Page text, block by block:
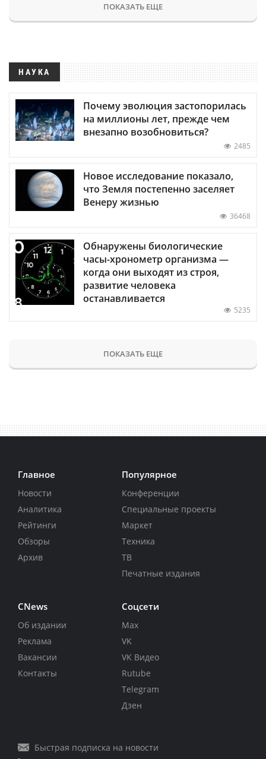
ПОКАЗАТЬ ЕЩЕ
НАУКА
Почему эволюция застопорилась
на миллионы лет, прежде чем
внезапно возобновиться?
2485
Новое исследование показало,
что Земля постепенно заселяет
Венеру жизнью
36468
Обнаружены биологические
часы-хронометр организма —
когда они выходят из строя,
развитие человека
останавливается
5235
ПОКАЗАТЬ ЕЩЕ
Главное
Новости
Аналитика
Рейтинги
Обзоры
Архив
Популярное
Конференции
Специальные проекты
Маркет
Техника
ТВ
Печатные издания
CNews
Об издании
Реклама
Вакансии
Контакты
Соцсети
Max
VK
VK Видео
Rutube
Telegram
Дзен
Быстрая подписка на новости